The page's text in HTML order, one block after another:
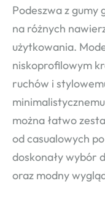
Podeszwa z
na różnych
użytkowania.
niskoprofilowym
ruchów i
można łatwo
od casualowych
doskonały wybór
oraz modny